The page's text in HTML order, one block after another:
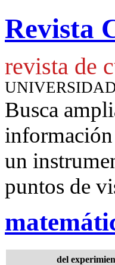
Revista
revista de
Busca
un
puntos de
del